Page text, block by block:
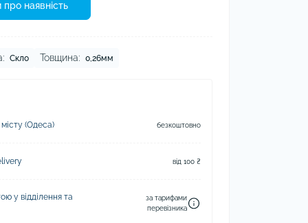
про наявність
Скло Товщина: 0,26мм
(Одеса) безкоштовно
від 100 ₴
у відділення та
за тарифами
перевізника